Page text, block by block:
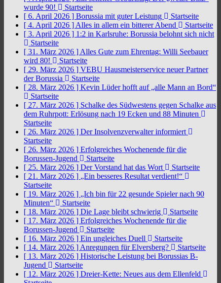
wurde 90!
Startseite
[ 6. April 2026 ] Borussia mit guter Leistung
Startseite
[ 4. April 2026 ] Alles in allem ein bitterer Abend
Startseite
[ 3. April 2026 ] 1:2 in Karlsruhe: Borussia belohnt sich nicht
Startseite
[ 31. März 2026 ] Alles Gute zum Ehrentag: Willi Seebauer
wird 80!
Startseite
[ 29. März 2026 ] VEBU Hausmeisterservice neuer Partner
der Borussia
Startseite
[ 28. März 2026 ] Kevin Lüder hofft auf „alle Mann an Bord“
Startseite
[ 27. März 2026 ] Schalke des Südwestens gegen Schalke aus
dem Ruhrpott: Erlösung nach 19 Ecken und 88 Minuten
Startseite
[ 26. März 2026 ] Der Insolvenzverwalter informiert
Startseite
[ 26. März 2026 ] Erfolgreiches Wochenende für die
Borussen-Jugend
Startseite
[ 25. März 2026 ] Der Vorstand hat das Wort
Startseite
[ 21. März 2026 ] „Ein besseres Resultat verdient!“
Startseite
[ 19. März 2026 ] „Ich bin für 22 gesunde Spieler nach 90
Minuten“
Startseite
[ 18. März 2026 ] Die Lage bleibt schwierig
Startseite
[ 17. März 2026 ] Erfolgreiches Wochenende für die
Borussen-Jugend
Startseite
[ 16. März 2026 ] Ein ungleiches Duell
Startseite
[ 14. März 2026 ] Anregungen für Elversberg?
Startseite
[ 13. März 2026 ] Historische Leistung bei Borussias B-
Jugend
Startseite
[ 12. März 2026 ] Dreier-Kette: Neues aus dem Ellenfeld